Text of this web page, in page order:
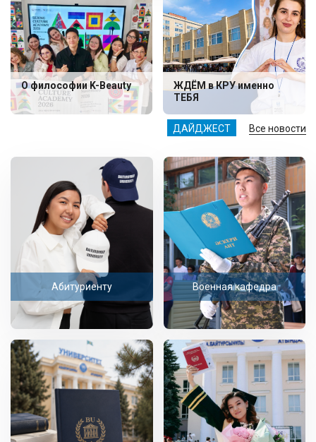
ДАЙДЖЕСТ Все новости
О философии K-Beauty
ЖДЁМ в КРУ именно
ТЕБЯ
Абитуриенту Военная кафедра